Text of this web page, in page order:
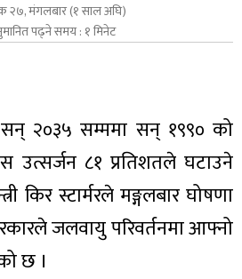
२७, मंगलबार (१ साल अघि)
पढ्ने समय : १ मिनेट
२०३५ सम्ममा सन् १९९० को
उत्सर्जन ८१ प्रतिशतले घटाउने
किर स्टार्मरले मङ्गलबार घोषणा
जलवायु परिवर्तनमा आफ्नो
छ ।